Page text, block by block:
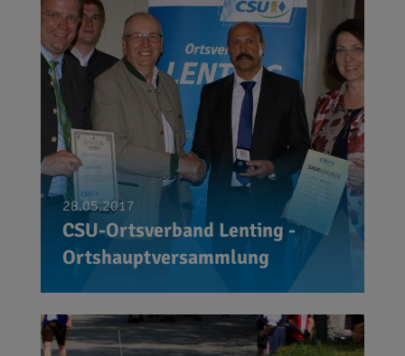
28.05.2017
CSU-Ortsverband Lenting -
Ortshauptversammlung